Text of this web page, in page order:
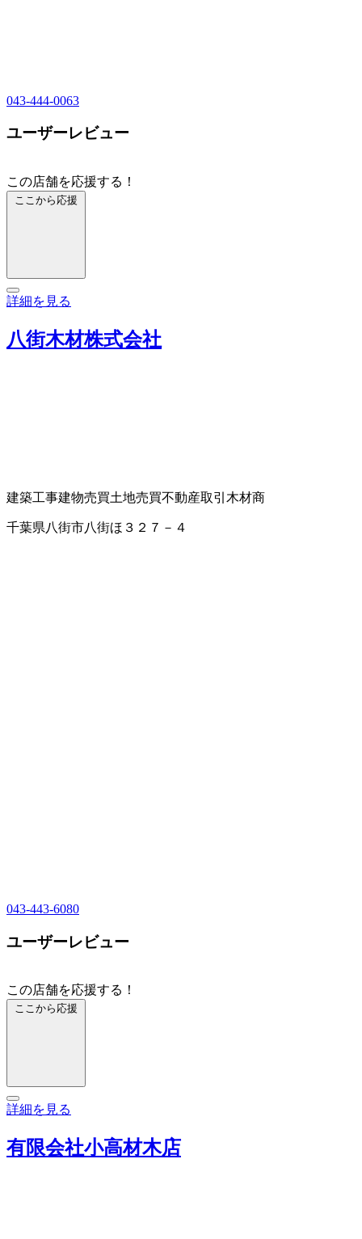
043-444-0063
ユーザーレビュー
この店舗を応援する！
ここから応援
詳細を見る
八街木材株式会社
建築工事建物売買土地売買不動産取引 木材商
千葉県八街市八街ほ３２７－４
043-443-6080
ユーザーレビュー
この店舗を応援する！
ここから応援
詳細を見る
有限会社小高材木店